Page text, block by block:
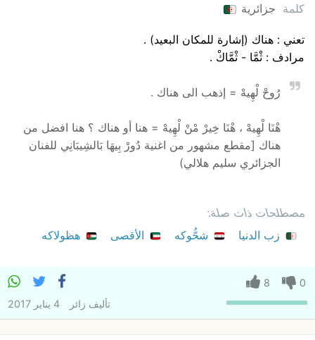
كلمة جزائرية
تعني : هناك (إشارة للمكان البعيد) .
مرادف : ثْمَّا - ثْمَّاكْ .
رُوحْ لْهِيهْ = إذهب الى هناك .
هْنَا لْهِيهْ ، هْنَا خِيرْ مْنْ لْهِيهْ = هنا أو هناك ؟ هنا افضل من
هناك [مقطع مشهور من اغنية دُورْ بِيهَا بَالشِيبَانِي للفنان
الجزائري سليم هلالي)
مصطلحات ذات صلة:
زب الدنيا
شحُّوكه الأقصى هظولاكه
0
8
تأليف زائر 4 يناير 2017